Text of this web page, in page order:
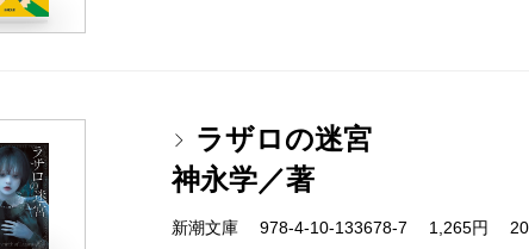
ラザロの迷宮
神永学／著
新潮文庫 978-4-10-133678-7 1,265円